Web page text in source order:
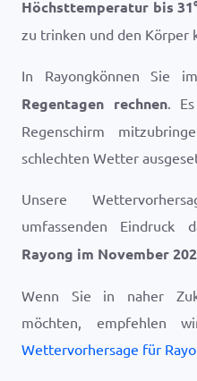
Höchsttemperatur bis31
zu trinken und den Körper
In Rayongkönnen Sie
Regentagen rechnen.
Regenschirm
schlechten Wetter
Unsere
umfassenden Eindruck
Rayong im November
Wenn Sie in naher
möchten, empfehlen
Wettervorhersage für